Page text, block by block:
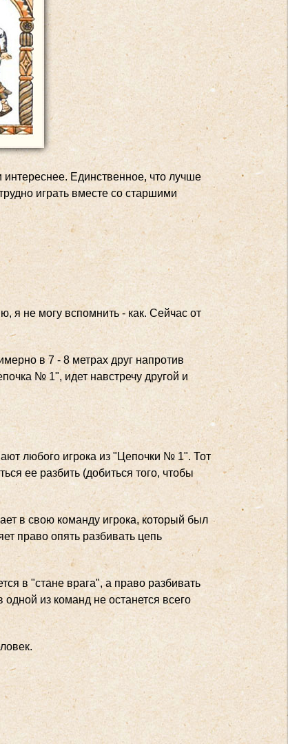
интереснее. Единственное, что лучше
играть вместе со старшими
я не могу вспомнить - как. Сейчас от
в 7 - 8 метрах друг напротив
№ 1", идет навстречу другой и
любого игрока из "Цепочки № 1". Тот
ее разбить (добиться того, чтобы
в свою команду игрока, который был
право опять разбивать цепь
в "стане врага", а право разбивать
из команд не останется всего